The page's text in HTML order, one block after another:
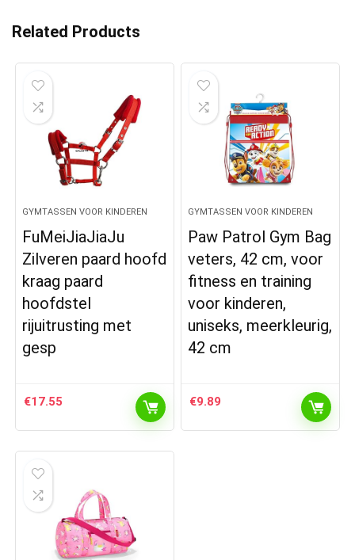
Related Products
GYMTASSEN VOOR KINDEREN
FuMeiJiaJiaJu
Zilveren paard hoofd
kraag paard
hoofdstel
rijuitrusting met
gesp
€17.55
GYMTASSEN VOOR KINDEREN
Paw Patrol Gym Bag
veters, 42 cm, voor
fitness en training
voor kinderen,
uniseks, meerkleurig,
42 cm
€9.89